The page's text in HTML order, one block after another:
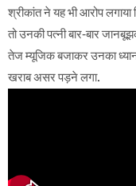
श्रीकांत ने यह भी आरोप
तो उनकी पत्नी बार-बार
तेज म्यूजिक बजाकर उनका
खराब असर पड़ने लगा.